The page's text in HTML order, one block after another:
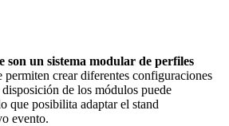
un sistema modular de perfiles
permiten crear diferentes configuraciones
de los módulos puede
que posibilita adaptar el stand
evento.